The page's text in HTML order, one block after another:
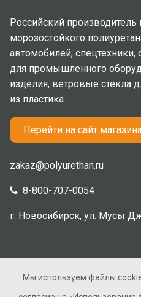
Российский
морозостойкого
автомобилей, спецтехники,
для промышленного
изделия, ветровые стекла
из пластика.
Перейти на сайт
zakaz@polyurethan.ru
8-800-707-0054
г. Новосибирск, ул. Мусы
2005-2026 ©
Мы используем файлы